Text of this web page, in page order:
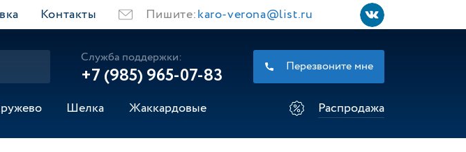
Контакты Пишите:karo-verona@list.ru
Служба поддержки:
+7 (985) 965-07-83
Перезвоните мне
Шелка Жаккардовые Распродажа